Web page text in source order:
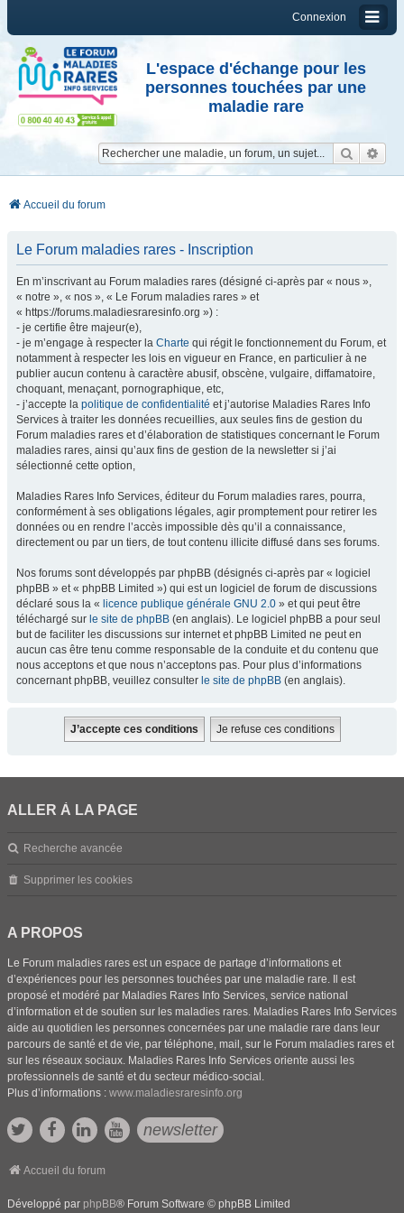
Connexion
L'espace d'échange pour les
personnes touchées par une
maladie rare
Accueil du forum
Le Forum maladies rares - Inscription
En m’inscrivant au Forum maladies rares (désigné ci-après par « nous »,
« notre », « nos », « Le Forum maladies rares » et
« https://forums.maladiesraresinfo.org ») :
- je certifie être majeur(e),
- je m’engage à respecter la Charte qui régit le fonctionnement du Forum, et
notamment à respecter les lois en vigueur en France, en particulier à ne
publier aucun contenu à caractère abusif, obscène, vulgaire, diffamatoire,
choquant, menaçant, pornographique, etc,
- j’accepte la politique de confidentialité et j’autorise Maladies Rares Info
Services à traiter les données recueillies, aux seules fins de gestion du
Forum maladies rares et d’élaboration de statistiques concernant le Forum
maladies rares, ainsi qu’aux fins de gestion de la newsletter si j’ai
sélectionné cette option,
Maladies Rares Info Services, éditeur du Forum maladies rares, pourra,
conformément à ses obligations légales, agir promptement pour retirer les
données ou en rendre l’accès impossible dès qu’il a connaissance,
directement ou par un tiers, de tout contenu illicite diffusé dans ses forums.
Nos forums sont développés par phpBB (désignés ci-après par « logiciel
phpBB » et « phpBB Limited ») qui est un logiciel de forum de discussions
déclaré sous la « licence publique générale GNU 2.0 » et qui peut être
téléchargé sur le site de phpBB (en anglais). Le logiciel phpBB a pour seul
but de faciliter les discussions sur internet et phpBB Limited ne peut en
aucun cas être tenu comme responsable de la conduite et du contenu que
nous acceptons et que nous n’acceptons pas. Pour plus d’informations
concernant phpBB, veuillez consulter le site de phpBB (en anglais).
ALLER À LA PAGE
Recherche avancée
Supprimer les cookies
A PROPOS
Le Forum maladies rares est un espace de partage d’informations et
d’expériences pour les personnes touchées par une maladie rare. Il est
proposé et modéré par Maladies Rares Info Services, service national
d’information et de soutien sur les maladies rares. Maladies Rares Info Services
aide au quotidien les personnes concernées par une maladie rare dans leur
parcours de santé et de vie, par téléphone, mail, sur le Forum maladies rares et
sur les réseaux sociaux. Maladies Rares Info Services oriente aussi les
professionnels de santé et du secteur médico-social.
Plus d’informations : www.maladiesraresinfo.org
newsletter
Accueil du forum
Développé par phpBB® Forum Software © phpBB Limited